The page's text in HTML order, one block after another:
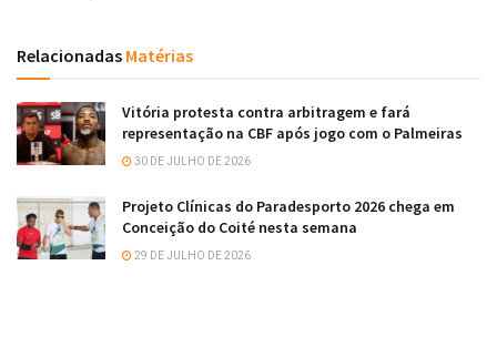
Relacionadas Matérias
Vitória protesta contra arbitragem e fará
representação na CBF após jogo com o Palmeiras
30 DE JULHO DE 2026
Projeto Clínicas do Paradesporto 2026 chega em
Conceição do Coité nesta semana
29 DE JULHO DE 2026